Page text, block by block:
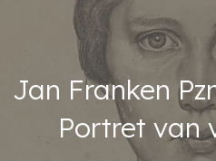
Jan Franken
Portret van